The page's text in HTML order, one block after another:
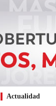
Actualidad